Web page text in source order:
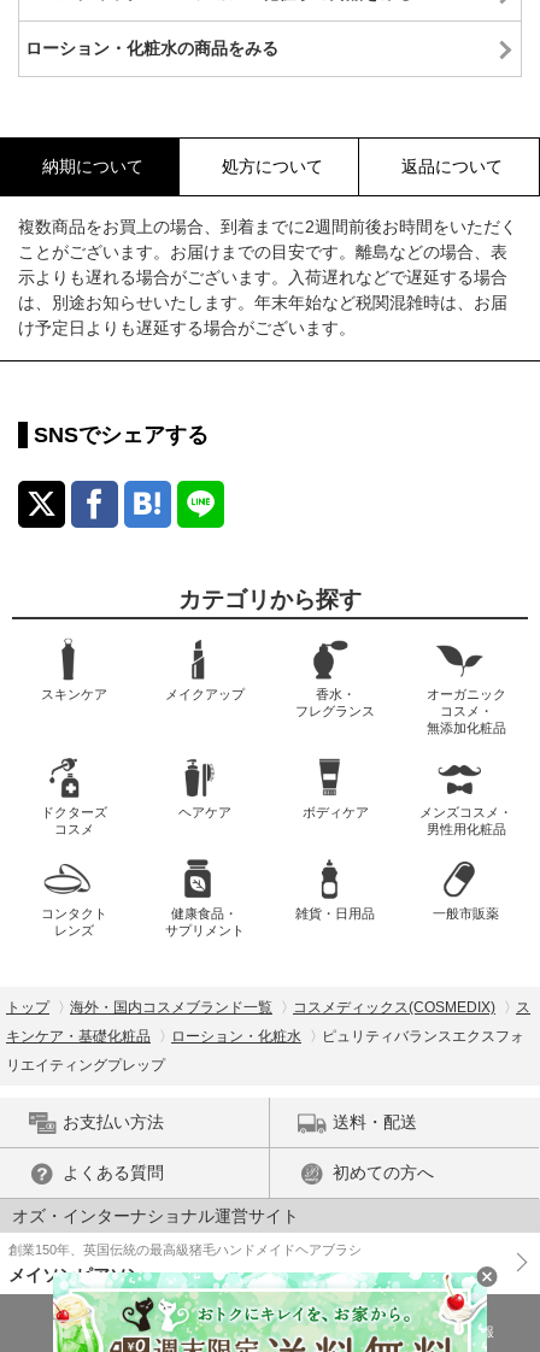
ローション・化粧水の商品をみる
納期について 処方について 返品について
複数商品をお買上の場合、到着までに2週間前後お時間をいただく
ことがございます。お届けまでの目安です。離島などの場合、表
示よりも遅れる場合がございます。入荷遅れなどで遅延する場合
は、別途お知らせいたします。年末年始など税関混雑時は、お届
け予定日よりも遅延する場合がございます。
SNSでシェアする
カテゴリから探す
スキンケア メイクアップ
香水・
フレグランス
オーガニック
コスメ・
無添加化粧品
ドクターズ
コスメ
ヘアケア ボディケア
メンズコスメ・
男性用化粧品
コンタクト
レンズ
健康食品・
サプリメント
雑貨・日用品 一般市販薬
トップ 海外・国内コスメブランド一覧 コスメディックス(COSMEDIX)
ス
キンケア・基礎化粧品
ローション・化粧水
ピュリティバランスエクスフォ
リエイティングプレップ
お支払い方法 送料・配送
よくある質問 初めての方へ
オズ・インターナショナル運営サイト
創業150年、英国伝統の最高級猪毛ハンドメイドヘアブラシ
メイソンピアソン
特商法に基づく表示 プライバシーポリシー
医薬品販売許可証の情報